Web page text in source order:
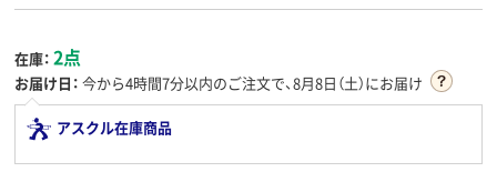
在庫： 2点
お届け日： 今から4時間7分以内のご注文で、8月8日（土）にお届け
アスクル在庫商品